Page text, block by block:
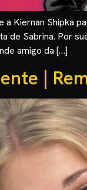
Kiernan Shipka
Sabrina. Por
amigo da […]
|